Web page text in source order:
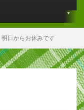
明日からお休みです